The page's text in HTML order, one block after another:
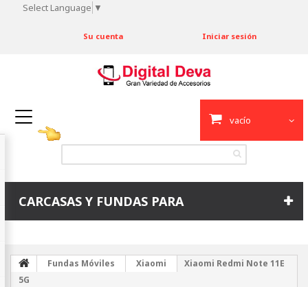
Select Language ▼
Iniciar sesión
Su cuenta
vacío
CARCASAS Y FUNDAS PARA
Fundas Móviles Xiaomi
Xiaomi Redmi Note 11E
5G